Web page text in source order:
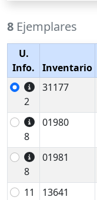
8 Ejemplares
U.
Info.
Inventario
2
31177
8
01980
8
01981
11
13641